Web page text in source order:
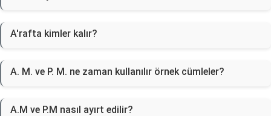
A'rafta kimler kalır?
A. M. ve P. M. ne zaman kullanılır örnek cümleler?
A.M ve P.M nasıl ayırt edilir?